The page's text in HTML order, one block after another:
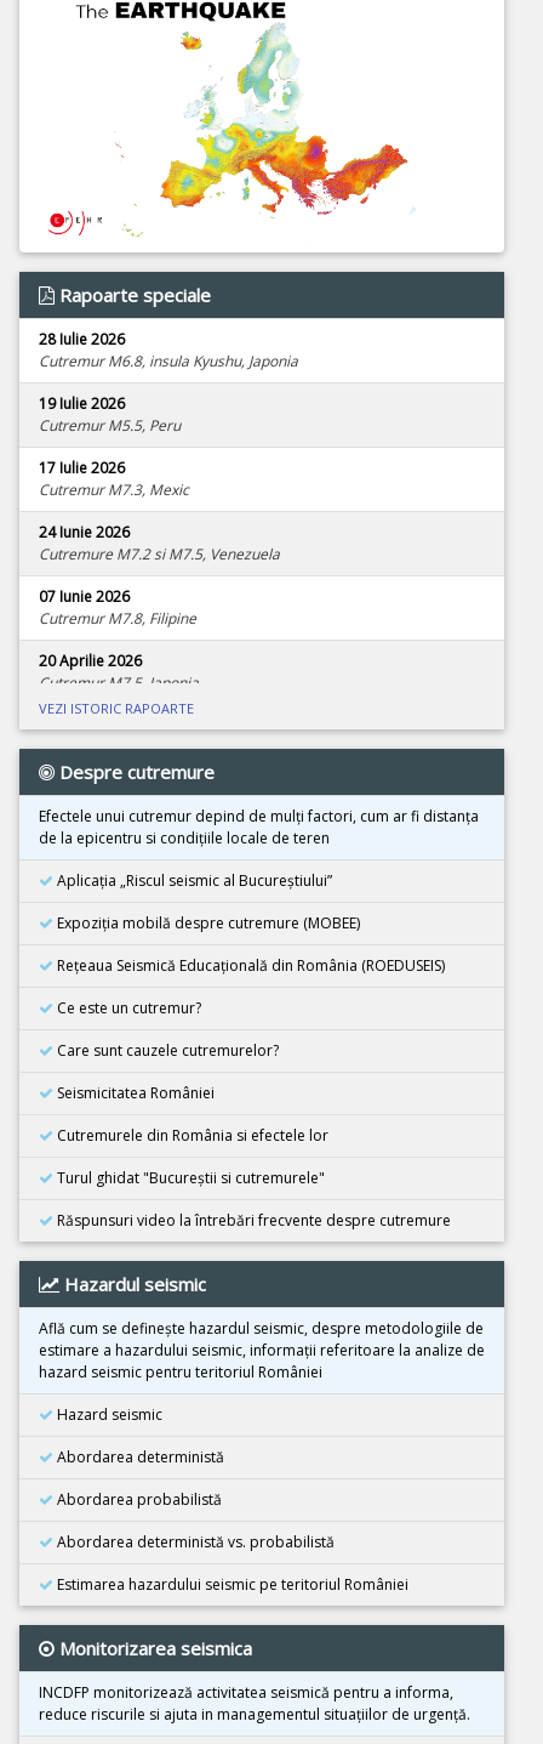
Rapoarte speciale
28 Iulie 2026
Cutremur M6.8, insula Kyushu, Japonia
19 Iulie 2026
Cutremur M5.5, Peru
17 Iulie 2026
Cutremur M7.3, Mexic
24 Iunie 2026
Cutremure M7.2 si M7.5, Venezuela
07 Iunie 2026
Cutremur M7.8, Filipine
20 Aprilie 2026
Cutremur M7.5, Japonia
08 Aprilie 2026
Cutremur M4.0, Zona seismica Vrancea
01 Aprilie 2026
Cutremur M7.4, Marea Molucca, Indonezia
30 Martie 2026
Cutremur M7.3, Vanuatu
24 Martie 2026
Cutremur M4.5, Zona seismica Vrancea
08 Decembrie 2025
Cutremur M5.5, Bangladesh
02 Noiembrie 2025
25 Octombrie 2025
Cutremur M4.2, Zona seismica Vrancea
25 Octombrie 2025
Cutremur M4.2, Zona seismica Vrancea
22 Octombrie 2025
Cutremur M4.2, Zona seismica Vrancea
Cutremur M7.4, Filipine
30 Septembrie 2025
Cutremur M7.8, Kamceatka
13 Septembrie 2025
Cutremur M7.4, Kamceatka
31 August 2025
Cutremur M6.0, Afganistan
VEZI ISTORIC RAPOARTE
Despre cutremure
Efectele unui cutremur depind de mulţi factori, cum ar fi distanţa
de la epicentru si condiţiile locale de teren
Aplicația „Riscul seismic al Bucureștiului”
Expoziţia mobilă despre cutremure (MOBEE)
Rețeaua Seismică Educațională din România (ROEDUSEIS)
Ce este un cutremur?
Care sunt cauzele cutremurelor?
Seismicitatea României
Cutremurele din România si efectele lor
Turul ghidat "Bucureştii si cutremurele"
Răspunsuri video la întrebări frecvente despre cutremure
Hazardul seismic
Află cum se defineşte hazardul seismic, despre metodologiile de
estimare a hazardului seismic, informaţii referitoare la analize de
hazard seismic pentru teritoriul României
Hazard seismic
Abordarea deterministă
Abordarea probabilistă
Abordarea deterministă vs. probabilistă
Estimarea hazardului seismic pe teritoriul României
Monitorizarea seismica
INCDFP monitorizează activitatea seismică pentru a informa,
reduce riscurile si ajuta in managementul situaţiilor de urgenţă.